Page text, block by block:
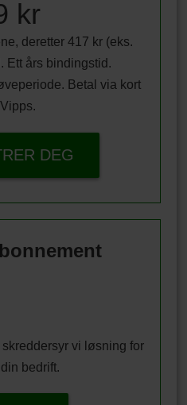
kr
deretter 417 kr (eks.
Ett års bindingstid.
Betal via kort
DEG
vi løsning for
bedrift.